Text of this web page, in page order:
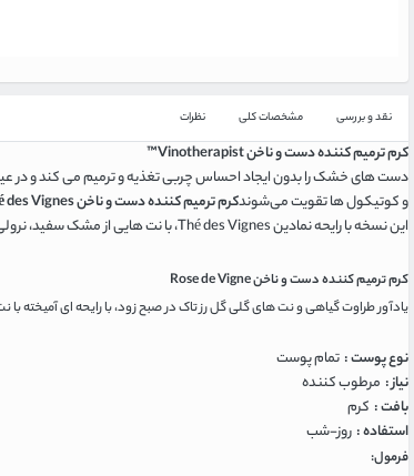
نقد و بررسی مشخصات کلی نظرات
کرم ترمیم کننده دست و ناخن Vinotherapist™
دست های خشک را بدون ایجاد احساس چربی تغذیه و ترمیم می کند و در
و کوتیکول ها تقویت می‌شوندکرم ترمیم کننده دست و ناخن Thé des Vignes
این نسخه با رایحه نمادین Thé des Vignes، با نت هایی از مشک سفید، نرولی و زنجبیل، پوست را با عطر ظریفی خوشبو می‌کند
کرم ترمیم کننده دست و ناخن Rose de Vigne
یادآور طراوت گیاهی و نت های گلی گل رز تاک در صبح زود، با رایحه ای آمیخته
نوع پوست : تمام پوست
نیاز : مرطوب کننده
بافت : کرم
استفاده : روز-شب
فرمول: